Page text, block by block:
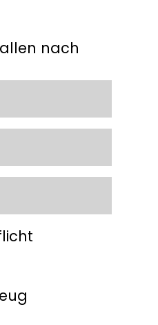
nach